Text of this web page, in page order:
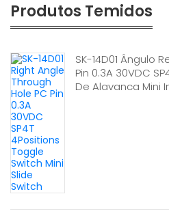
Produtos Temidos
SK-14D01 Ângulo
Pin 0.3A 30VDC
De Alavanca Mini